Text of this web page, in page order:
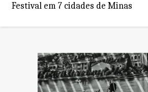
Festival em 7 cidades de Minas